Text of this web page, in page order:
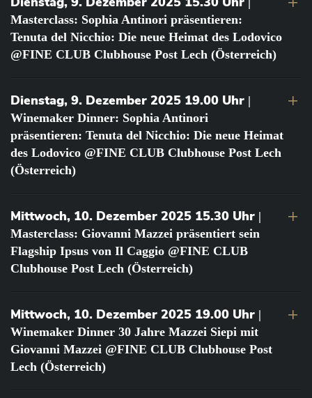
Masterclass: Sophia Antinori präsentieren:
Tenuta del Nicchio: Die neue Heimat des Lodovico
@FINE CLUB Clubhouse Post Lech (Österreich)
Dienstag, 9. Dezember 2025 19.00 Uhr |
Winemaker Dinner: Sophia Antinori
präsentieren: Tenuta del Nicchio: Die neue Heimat
des Lodovico @FINE CLUB Clubhouse Post Lech
(Österreich)
Mittwoch, 10. Dezember 2025 15.30 Uhr |
Masterclass: Giovanni Mazzei präsentiert sein
Flagship Ipsus von Il Caggio @FINE CLUB
Clubhouse Post Lech (Österreich)
Mittwoch, 10. Dezember 2025 19.00 Uhr |
Winemaker Dinner 30 Jahre Mazzei Siepi mit
Giovanni Mazzei @FINE CLUB Clubhouse Post
Lech (Österreich)